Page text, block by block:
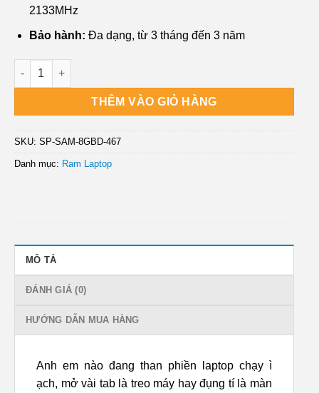
2133MHz
Bảo hành: Đa dạng, từ 3 tháng đến 3 năm
Ram Laptop RAM SAMSUNG 8GB DDR4 2133 số lượng
THÊM VÀO GIỎ HÀNG
SKU: SP-SAM-8GBD-467
Danh mục: Ram Laptop
MÔ TẢ
ĐÁNH GIÁ (0)
HƯỚNG DẪN MUA HÀNG
Anh em nào đang than phiền laptop chạy ì
ạch, mở vài tab là treo máy hay đụng tí là màn